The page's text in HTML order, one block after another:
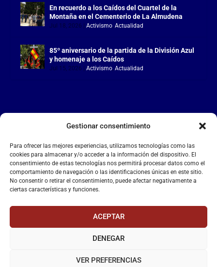
Gestionar consentimiento
Para ofrecer las mejores experiencias, utilizamos tecnologías como las
cookies para almacenar y/o acceder a la información del dispositivo. El
consentimiento de estas tecnologías nos permitirá procesar datos como el
comportamiento de navegación o las identificaciones únicas en este sitio.
No consentir o retirar el consentimiento, puede afectar negativamente a
ciertas características y funciones.
ACEPTAR
DENEGAR
VER PREFERENCIAS
En recuerdo a los Caídos del Cuartel de la
Montaña en el Cementerio de La Almudena
Jul 18, 2026 |Activismo ,Actualidad
85º aniversario de la partida de la División Azul
y homenaje a los Caídos
Jul 15, 2026 |Activismo ,Actualidad
LA FALANGE
Reproductor
de
vídeo